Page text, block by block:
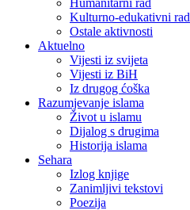
Humanitarni rad
Kulturno-edukativni rad
Ostale aktivnosti
Aktuelno
Vijesti iz svijeta
Vijesti iz BiH
Iz drugog ćoška
Razumjevanje islama
Život u islamu
Dijalog s drugima
Historija islama
Sehara
Izlog knjige
Zanimljivi tekstovi
Poezija